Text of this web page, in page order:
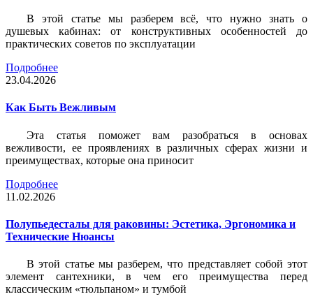
В этой статье мы разберем всё, что нужно знать о
душевых кабинах: от конструктивных особенностей до
практических советов по эксплуатации
Подробнее
23.04.2026
Как Быть Вежливым
Эта статья поможет вам разобраться в основах
вежливости, ее проявлениях в различных сферах жизни и
преимуществах, которые она приносит
Подробнее
11.02.2026
Полупьедесталы для раковины: Эстетика, Эргономика и
Технические Нюансы
В этой статье мы разберем, что представляет собой этот
элемент сантехники, в чем его преимущества перед
классическим «тюльпаном» и тумбой